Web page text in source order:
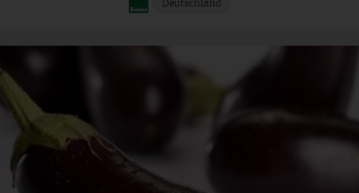
Deutschland